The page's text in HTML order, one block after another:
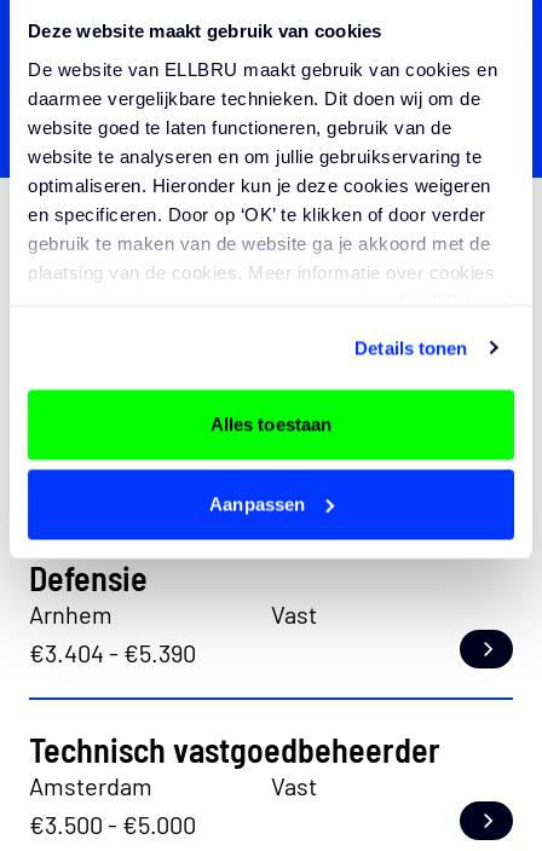
Deze website maakt gebruik van cookies
De website van ELLBRU maakt gebruik van cookies en
daarmee vergelijkbare technieken. Dit doen wij om de
website goed te laten functioneren, gebruik van de
website te analyseren en om jullie gebruikservaring te
optimaliseren. Hieronder kun je deze cookies weigeren
en specificeren. Door op ‘OK’ te klikken of door verder
gebruik te maken van de website ga je akkoord met de
plaatsing van de cookies. Meer informatie over cookies
Details tonen
Alles toestaan
Aanpassen
VERZENDEN
OOK AAN ZULKE PROJECTEN WERKEN?
GERELATEERDE VACATURES
Adviseur Werktuigbouwkunde
Defensie
Arnhem
Vast
€3.404 - €5.390
Technisch vastgoedbeheerder
Amsterdam
Vast
€3.500 - €5.000